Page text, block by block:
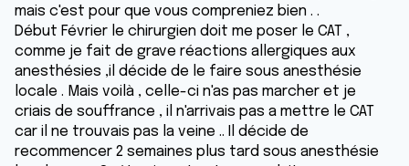
mais c'est pour que vous compreniez bien . .
Début Février le chirurgien doit me poser le CAT ,
comme je fait de grave réactions allergiques aux
anesthésies ,il décide de le faire sous anesthésie
locale . Mais voilà , celle-ci n'as pas marcher et je
criais de souffrance , il n'arrivais pas a mettre le CAT
car il ne trouvais pas la veine .. Il décide de
recommencer 2 semaines plus tard sous anesthésie